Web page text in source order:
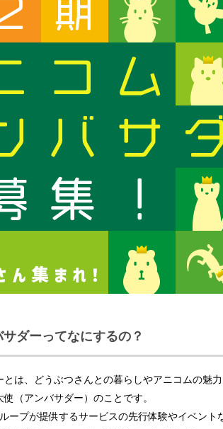
ダーってなにするの？
とは、どうぶつさんとの暮らしやアニコムの魅
（アンバサダー）のことです。
ープが提供するサービスの先行体験やイベント